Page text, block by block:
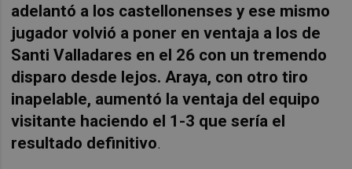
adelantó a los castellonenses y ese mismo
jugador volvió a poner en ventaja a los de
Santi Valladares en el 26 con un tremendo
disparo desde lejos. Araya, con otro tiro
inapelable, aumentó la ventaja del equipo
visitante haciendo el 1-3 que sería el
resultado definitivo.